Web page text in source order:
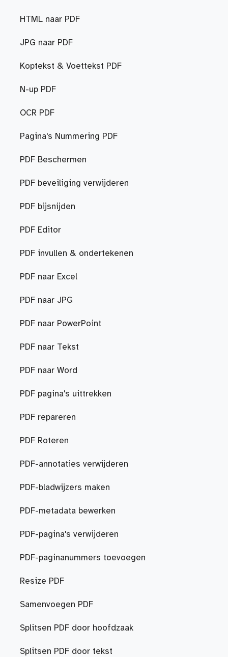
HTML naar PDF
JPG naar PDF
Koptekst & Voettekst PDF
N-up PDF
OCR PDF
Pagina's Nummering PDF
PDF Beschermen
PDF beveiliging verwijderen
PDF bijsnijden
PDF Editor
PDF invullen & ondertekenen
PDF naar Excel
PDF naar JPG
PDF naar PowerPoint
PDF naar Tekst
PDF naar Word
PDF pagina's uittrekken
PDF repareren
PDF Roteren
PDF-annotaties verwijderen
PDF-bladwijzers maken
PDF-metadata bewerken
PDF-pagina's verwijderen
PDF-paginanummers toevoegen
Resize PDF
Samenvoegen PDF
Splitsen PDF door hoofdzaak
Splitsen PDF door tekst